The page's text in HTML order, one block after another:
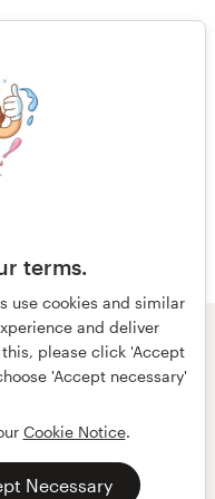
terms.
use cookies and similar
and deliver
please click 'Accept
'Accept necessary'
Cookie Notice.
Necessary
de
Vista
Privacidade
English